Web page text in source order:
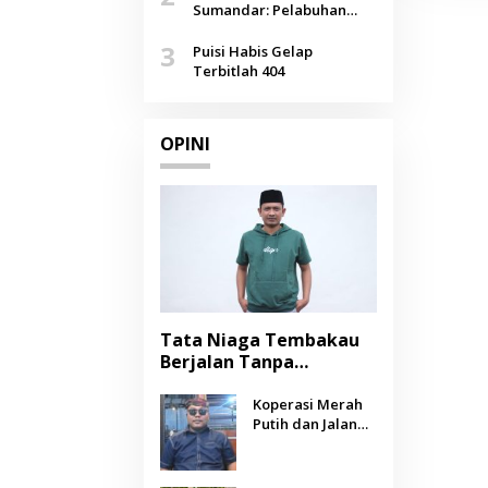
Agustus
Sumandar: Pelabuhan
Selendang Benang Merah
Lombang
3
Puisi Habis Gelap
Terbitlah 404
OPINI
Tata Niaga Tembakau
Berjalan Tanpa
Negara Berpihak
kepada Petani?
Koperasi Merah
Putih dan Jalan